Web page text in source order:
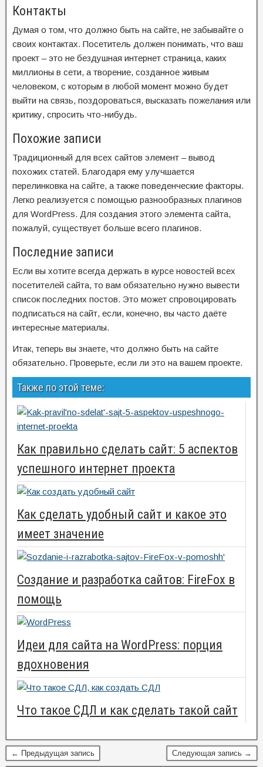
Контакты
Думая о том, что должно быть на сайте, не забывайте о
своих контактах. Посетитель должен понимать, что ваш
проект – это не бездушная интернет страница, каких
миллионы в сети, а творение, созданное живым
человеком, с которым в любой момент можно будет
выйти на связь, поздороваться, высказать пожелания или
критику, спросить что-нибудь.
Похожие записи
Традиционный для всех сайтов элемент – вывод
похожих статей. Благодаря ему улучшается
перелинковка на сайте, а также поведенческие факторы.
Легко реализуется с помощью разнообразных плагинов
для WordPress. Для создания этого элемента сайта,
пожалуй, существует больше всего плагинов.
Последние записи
Если вы хотите всегда держать в курсе новостей всех
посетителей сайта, то вам обязательно нужно вывести
список последних постов. Это может спровоцировать
подписаться на сайт, если, конечно, вы часто даёте
интересные материалы.
Итак, теперь вы знаете, что должно быть на сайте
обязательно. Проверьте, если ли это на вашем проекте.
Также по этой теме:
Как правильно сделать сайт: 5 аспектов
успешного интернет проекта
Как сделать удобный сайт и какое это
имеет значение
Создание и разработка сайтов: FireFox в
помощь
Идеи для сайта на WordPress: порция
вдохновения
Что такое СДЛ и как сделать такой сайт
← Предыдущая запись Следующая запись →